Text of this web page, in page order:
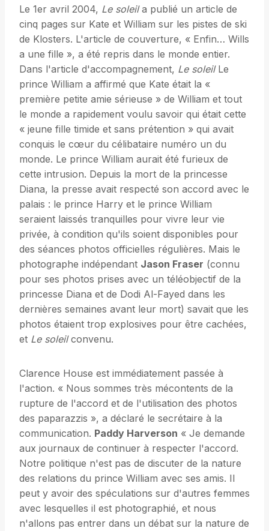
Le 1er avril 2004, Le soleila publié un article de
cinq pages sur Kate et William sur les pistes de ski
de Klosters. L'article de couverture, « Enfin… Wills
a une fille », a été repris dans le monde entier.
Dans l'article d'accompagnement, Le soleilLe
prince William a affirmé que Kate était la «
première petite amie sérieuse » de William et tout
le monde a rapidement voulu savoir qui était cette
« jeune fille timide et sans prétention » qui avait
conquis le cœur du célibataire numéro un du
monde. Le prince William aurait été furieux de
cette intrusion. Depuis la mort de la princesse
Diana, la presse avait respecté son accord avec le
palais : le prince Harry et le prince William
seraient laissés tranquilles pour vivre leur vie
privée, à condition qu'ils soient disponibles pour
des séances photos officielles régulières. Mais le
photographe indépendant Jason Fraser (connu
pour ses photos prises avec un téléobjectif de la
princesse Diana et de Dodi Al-Fayed dans les
dernières semaines avant leur mort) savait que les
photos étaient trop explosives pour être cachées,
et Le soleilconvenu.
Clarence House est immédiatement passée à
l'action. « Nous sommes très mécontents de la
rupture de l'accord et de l'utilisation des photos
des paparazzis », a déclaré le secrétaire à la
communication. Paddy Harverson « Je demande
aux journaux de continuer à respecter l'accord.
Notre politique n'est pas de discuter de la nature
des relations du prince William avec ses amis. Il
peut y avoir des spéculations sur d'autres femmes
avec lesquelles il est photographié, et nous
n'allons pas entrer dans un débat sur la nature de